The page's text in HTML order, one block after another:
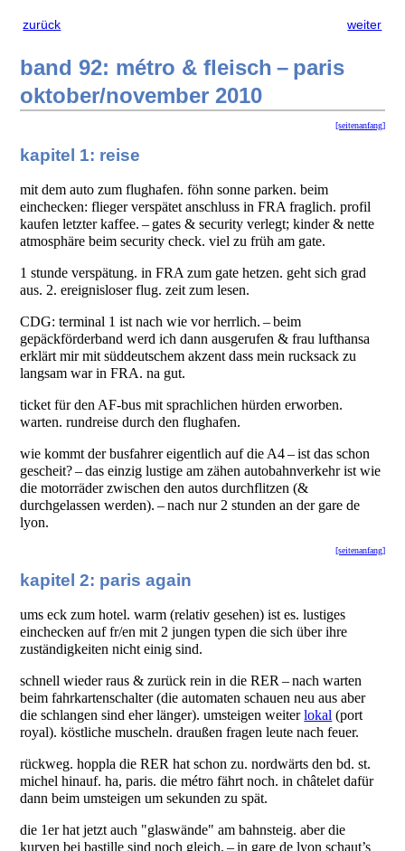
zurück weiter
band 92: métro & fleisch – paris
oktober/november 2010
[seitenanfang]
kapitel 1: reise
mit dem auto zum flughafen. föhn sonne parken. beim
einchecken: flieger verspätet anschluss in FRA fraglich. profil
kaufen letzter kaffee. – gates & security verlegt; kinder & nette
atmosphäre beim security check. viel zu früh am gate.
1 stunde verspätung. in FRA zum gate hetzen. geht sich grad
aus. 2. ereignisloser flug. zeit zum lesen.
CDG: terminal 1 ist nach wie vor herrlich. – beim
gepäckförderband werd ich dann ausgerufen & frau lufthansa
erklärt mir mit süddeutschem akzent dass mein rucksack zu
langsam war in FRA. na gut.
ticket für den AF-bus mit sprachlichen hürden erworben.
warten. rundreise durch den flughafen.
wie kommt der busfahrer eigentlich auf die A4 – ist das schon
gescheit? – das einzig lustige am zähen autobahnverkehr ist wie
die motorräder zwischen den autos durchflitzen (&
durchgelassen werden). – nach nur 2 stunden an der gare de
lyon.
[seitenanfang]
kapitel 2: paris again
ums eck zum hotel. warm (relativ gesehen) ist es. lustiges
einchecken auf fr/en mit 2 jungen typen die sich über ihre
zuständigkeiten nicht einig sind.
schnell wieder raus & zurück rein in die RER – nach warten
beim fahrkartenschalter (die automaten schauen neu aus aber
die schlangen sind eher länger). umsteigen weiterlokal (port
royal). köstliche muscheln. draußen fragen leute nach feuer.
rückweg. hoppla die RER hat schon zu. nordwärts den bd. st.
michel hinauf. ha, paris. die métro fährt noch. in châtelet dafür
dann beim umsteigen um sekunden zu spät.
die 1er hat jetzt auch "glaswände" am bahnsteig. aber die
kurven bei bastille sind noch gleich. – in gare de lyon schaut’s